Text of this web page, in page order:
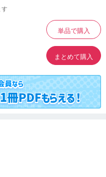
単品で購入
まとめて購入